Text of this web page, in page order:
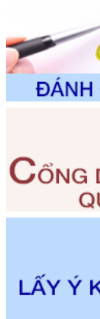
Tên: Về việc công
đổi, bổ sung và phê
trong giải quyết
thuộc phạm vi giải
trường
Ngày ban hành: 01/
Số kí hiệu:2300/
Tên: V/v công bố
đổi, bổ sung và
giải quyết thủ tục
phạm vi chức năng
Ngày ban hành: 01/
351/
Tên: Nghị định số
định chuẩn nghèo
Ngày ban hành: 29/
Tên: Quyết định về
chính ban hành
đầu tư, lĩnh vực
quyền giải quyết
tế Đông Nam Nghệ